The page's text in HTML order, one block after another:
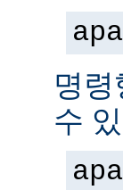
명
수